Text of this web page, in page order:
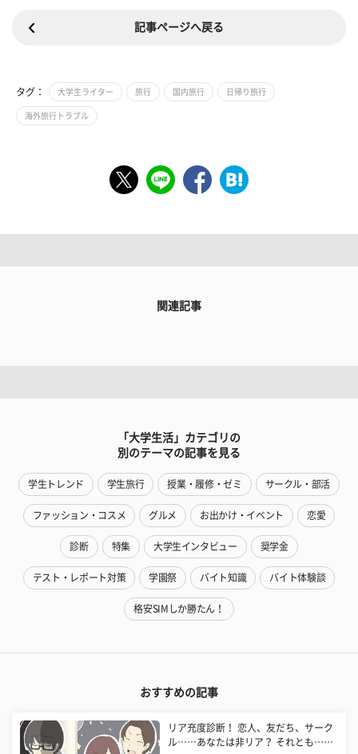
記事ページへ戻る
タグ： 大学生ライター 旅行 国内旅行 日帰り旅行
海外旅行トラブル
関連記事
「大学生活」カテゴリの
別のテーマの記事を見る
学生トレンド 学生旅行 授業・履修・ゼミ サークル・部活
ファッション・コスメ グルメ お出かけ・イベント 恋愛
診断 特集 大学生インタビュー 奨学金
テスト・レポート対策 学園祭 バイト知識 バイト体験談
格安SIMしか勝たん！
おすすめの記事
リア充度診断！ 恋人、友だち、サーク
ル……あなたは非リア？ それとも……